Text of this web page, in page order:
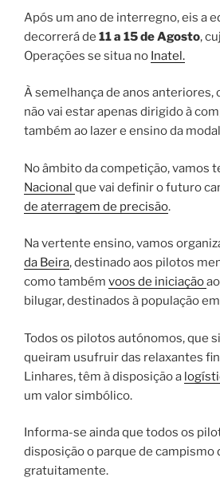
Após um ano de interregno, eis a
decorrerá de 11 a 15 de Agosto,
Operações se situa no Inatel.
À semelhança de anos anteriores,
não vai estar apenas dirigido à
também ao lazer e ensino da
No âmbito da competição, vamos
Nacional que vai definir o futuro
de aterragem de precisão.
Na vertente ensino, vamos
da Beira, destinado aos pilotos
como também voos de iniciação
bilugar, destinados à população
Todos os pilotos autónomos, que
queiram usufruir das relaxantes
Linhares, têm à disposição a
um valor simbólico.
Informa-se ainda que todos os
disposição o parque de campismo
gratuitamente.